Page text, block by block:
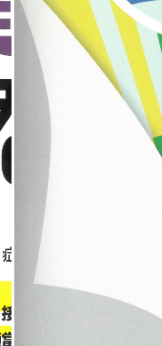
臺灣常見商用木材圖鑑II
2021台灣文學年鑑